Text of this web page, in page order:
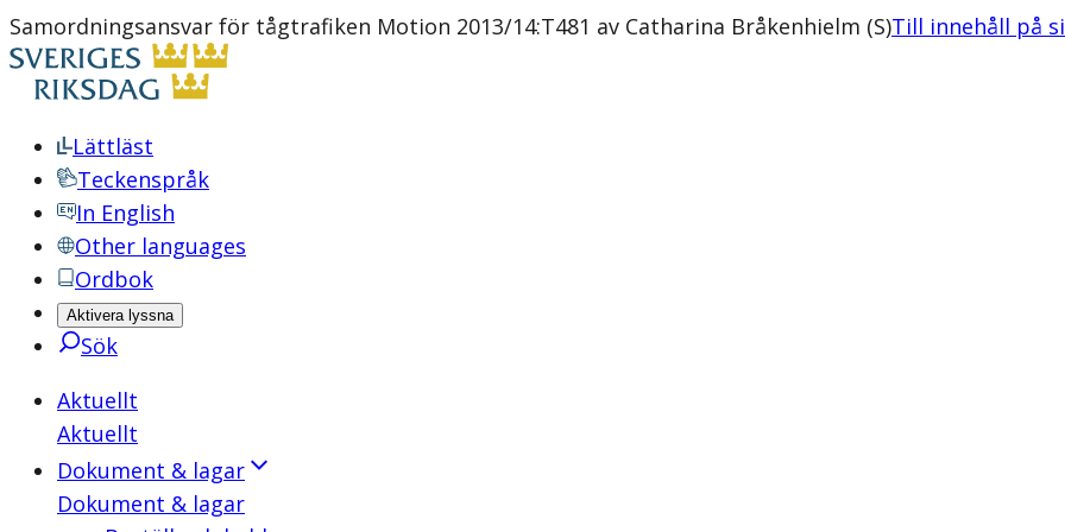
Samordningsansvar för tågtrafiken Motion 2013/14:T481 av Catharina Bråkenhielm (S)Till innehåll på
Lättläst
Teckenspråk
In English
Other languages
Ordbok
Aktivera lyssna
Sök
Aktuellt
Aktuellt
Dokument & lagar
Dokument & lagar